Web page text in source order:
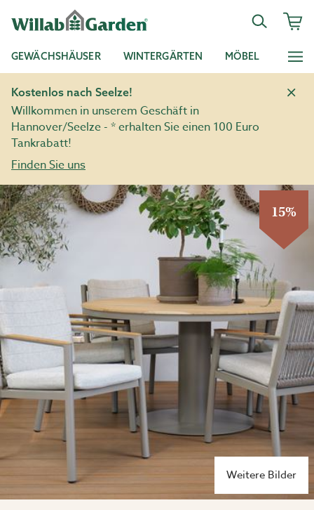
GEWÄCHSHÄUSER WINTERGÄRTEN MÖBEL
Kostenlos nach Seelze!
Willkommen in unserem Geschäft in
Hannover/Seelze - * erhalten Sie einen 100 Euro
Tankrabatt!
Finden Sie uns
Weitere Bilder
15%